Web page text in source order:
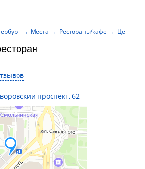
проспект, 62
Места Рестораны/кафе